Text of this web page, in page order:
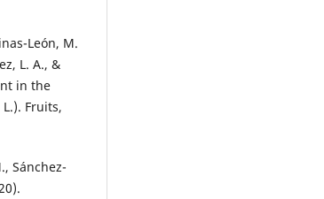
León, M.
L. A., &
in the
Fruits,
Sánchez-